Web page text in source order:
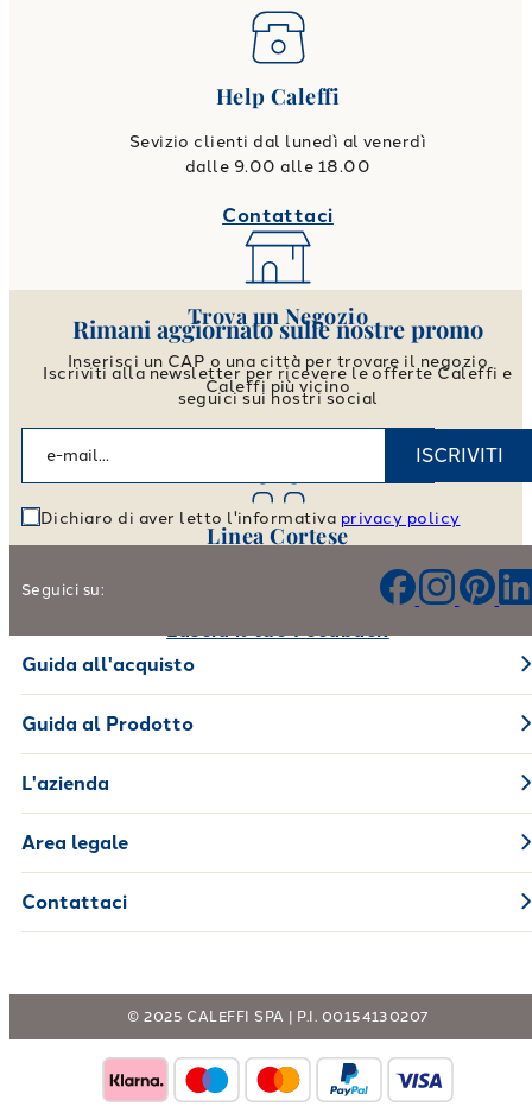
Help Caleffi
Sevizio clienti dal lunedì al venerdì
dalle 9.00 alle 18.00
Contattaci
Trova un Negozio
Inserisci un CAP o una città per trovare il negozio
Caleffi più vicino
Vai allo store locator
Linea Cortese
Aiutaci a migliorare i nostri prodotti e il nostro servizio
Rimani aggiornato sulle nostre promo
Iscriviti alla newsletter per ricevere le offerte Caleffi e
seguici sui nostri social
ISCRIVITI
Dichiaro di aver letto l'informativa privacy policy
Seguici su:
Guida all'acquisto
Guida al Prodotto
L'azienda
Area legale
Contattaci
© 2025 CALEFFI SPA | P.I. 00154130207